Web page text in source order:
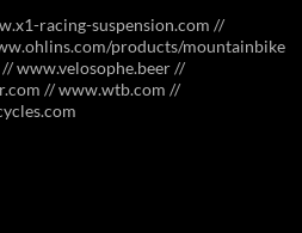
racing-suspension.com //
products/mountainbike
www.velosophe.beer //
// www.wtb.com //